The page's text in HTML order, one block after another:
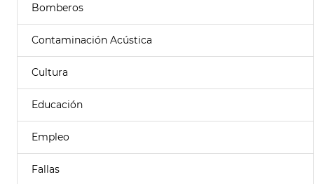
Bomberos
Contaminación Acústica
Cultura
Educación
Empleo
Fallas